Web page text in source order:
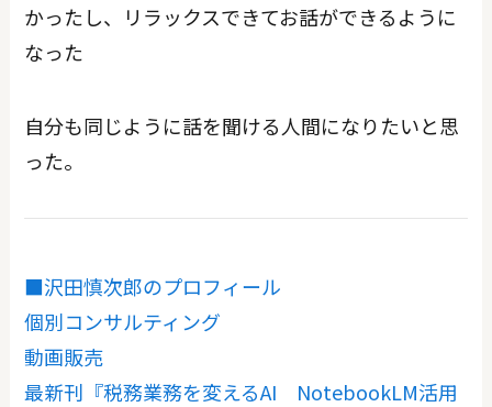
かったし、リラックスできてお話ができるように
なった
自分も同じように話を聞ける人間になりたいと思
った。
■沢田慎次郎のプロフィール
個別コンサルティング
動画販売
最新刊『税務業務を変えるAI NotebookLM活用